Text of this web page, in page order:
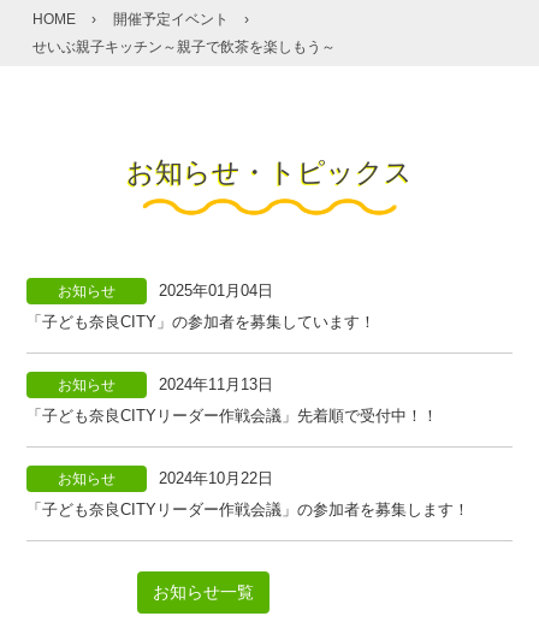
HOME › 開催予定イベント
›
せいぶ親子キッチン～親子で飲茶を楽しもう～
お知らせ・トピックス
お知らせ
2025年01月04日
「子ども奈良CITY」の参加者を募集しています！
お知らせ
2024年11月13日
「子ども奈良CITYリーダー作戦会議」先着順で受付中！！
お知らせ
2024年10月22日
「子ども奈良CITYリーダー作戦会議」の参加者を募集します！
お知らせ一覧